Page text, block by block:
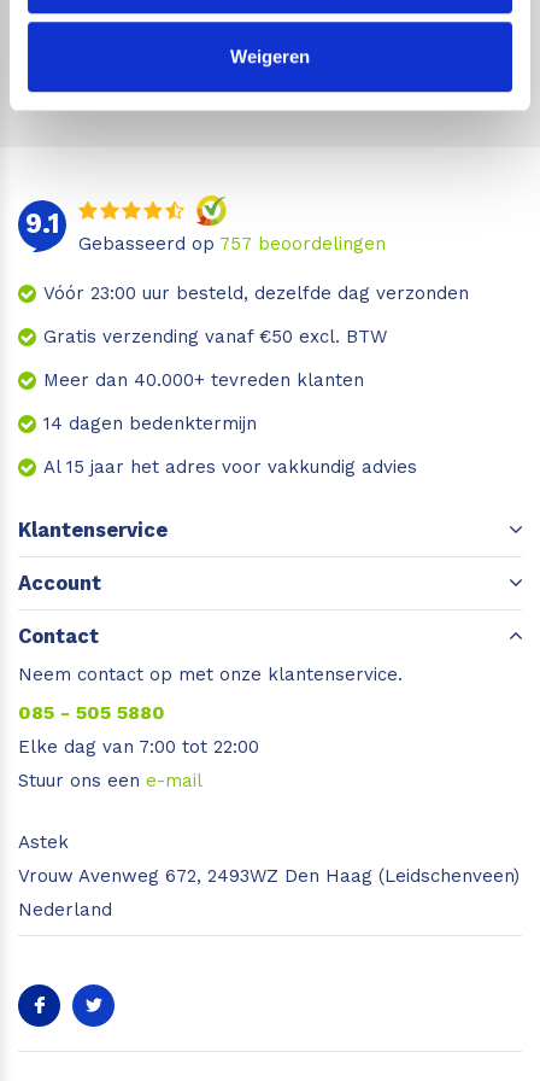
Weigeren
Geen zorgen, we gaan je niet wekelijks spammen!
9.1
Gebasseerd op 757 beoordelingen
Vóór 23:00 uur besteld, dezelfde dag verzonden
Gratis verzending vanaf €50 excl. BTW
Meer dan 40.000+ tevreden klanten
14 dagen bedenktermijn
Al 15 jaar het adres voor vakkundig advies
Klantenservice
Account
Contact
Neem contact op met onze klantenservice.
085 - 505 5880
Elke dag van 7:00 tot 22:00
Stuur ons een e-mail
Astek
Vrouw Avenweg 672, 2493WZ Den Haag (Leidschenveen)
Nederland